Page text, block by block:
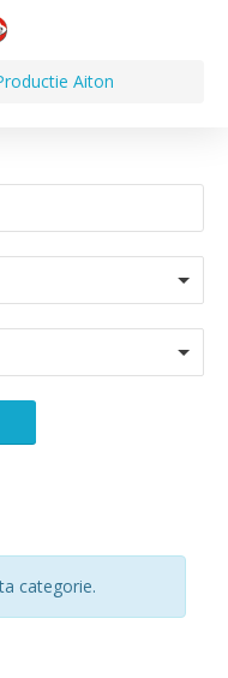
Aiton
categorie.